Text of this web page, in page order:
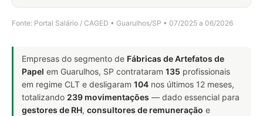
Fonte: Portal Salário / CAGED • Guarulhos/SP • 07/2025 a 06/2026
Empresas do segmento de Fábricas de Artefatos de
Papel em Guarulhos, SP contrataram 135 profissionais
em regime CLT e desligaram 104 nos últimos 12 meses,
totalizando 239 movimentações — dado essencial para
gestores de RH, consultores de remuneração e